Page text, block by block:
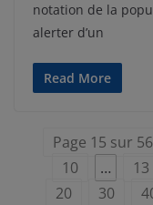
notation de la
alerter d’un
Read More
Page 15 sur 56
10
… 13
20
30